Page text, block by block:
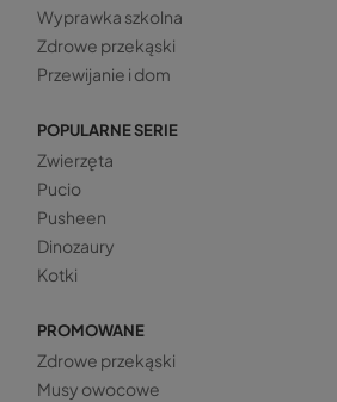
Wyprawka szkolna
Zdrowe przekąski
Przewijanie i dom
POPULARNE SERIE
Zwierzęta
Pucio
Pusheen
Dinozaury
Kotki
PROMOWANE
Zdrowe przekąski
Musy owocowe